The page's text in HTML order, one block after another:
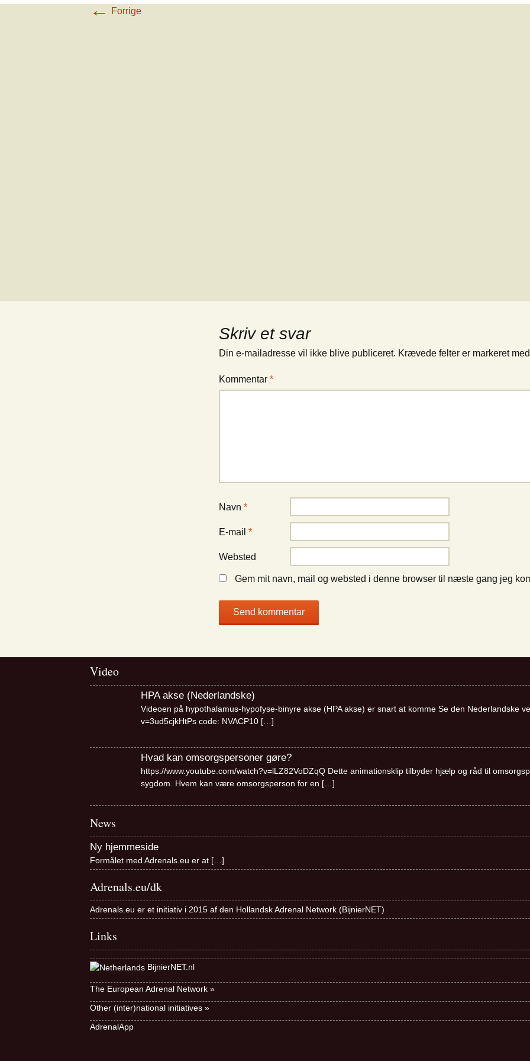
← Forrige
Skriv et svar
Din e-mailadresse vil ikke blive publiceret. Krævede felter er markeret
Kommentar *
Navn *
E-mail *
Websted
Gem mit navn, mail og websted i denne browser til næste gang jeg
Video
HPA akse (Nederlandske)
Videoen på hypothalamus-hypofyse-binyre akse (HPA akse) er snart at komme Se den Nederlandske
v=3ud5cjkHtPs code: NVACP10[…]
Hvad kan omsorgspersoner gøre?
https://www.youtube.com/watch?v=lLZ82VoDZqQ Dette animationsklip tilbyder hjælp og råd til
sygdom. Hvem kan være omsorgsperson for en […]
News
Ny hjemmeside
Formålet med Adrenals.eu er at […]
Adrenals.eu/dk
Adrenals.eu er et initiativ i 2015 af den Hollandsk Adrenal Network (BijnierNET)
Links
BijnierNET.nl
The European Adrenal Network »
Other (inter)national initiatives »
AdrenalApp